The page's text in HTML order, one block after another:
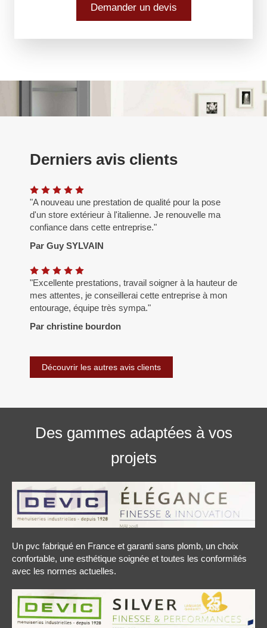
Demander un devis
Derniers avis clients
"A nouveau une prestation de qualité pour la pose
d'un store extérieur à l'italienne. Je renouvelle ma
confiance dans cette entreprise."
Par Guy SYLVAIN
"Excellente prestations, travail soigner à la hauteur de
mes attentes, je conseillerai cette entreprise à mon
entourage, équipe très sympa."
Par christine bourdon
Découvrir les autres avis clients
Des gammes adaptées à vos
projets
Un pvc fabriqué en France et garanti sans plomb, un choix
confortable, une esthétique soignée et toutes les conformités
avec les normes actuelles.